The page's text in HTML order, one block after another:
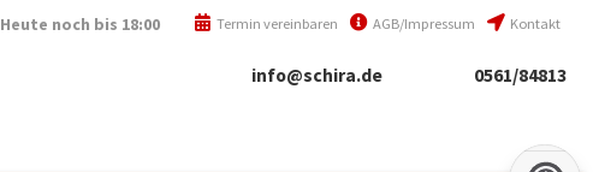
Heute noch bis 18:00 Kontakt
AGB/Impressum
Termin vereinbaren
0561/84813
info@schira.de